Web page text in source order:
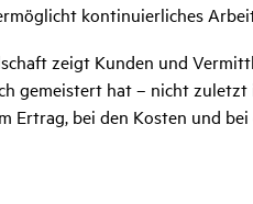
kontinuierliches
zeigt Kunden und
gemeistert hat – nicht
Ertrag, bei den Kosten und